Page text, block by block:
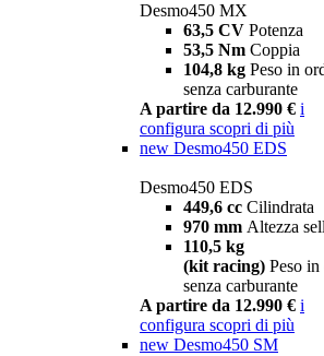
Desmo450 MX
63,5 CV Potenza
53,5 Nm Coppia
104,8 kg Peso in
senza carburante
A partire da 12.990 € i
configura scopri di più
new Desmo450 EDS
Desmo450 EDS
449,6 cc Cilindrata
970 mm Altezza
110,5 kg
(kit racing) Peso
senza carburante
A partire da 12.990 € i
configura scopri di più
new Desmo450 SM